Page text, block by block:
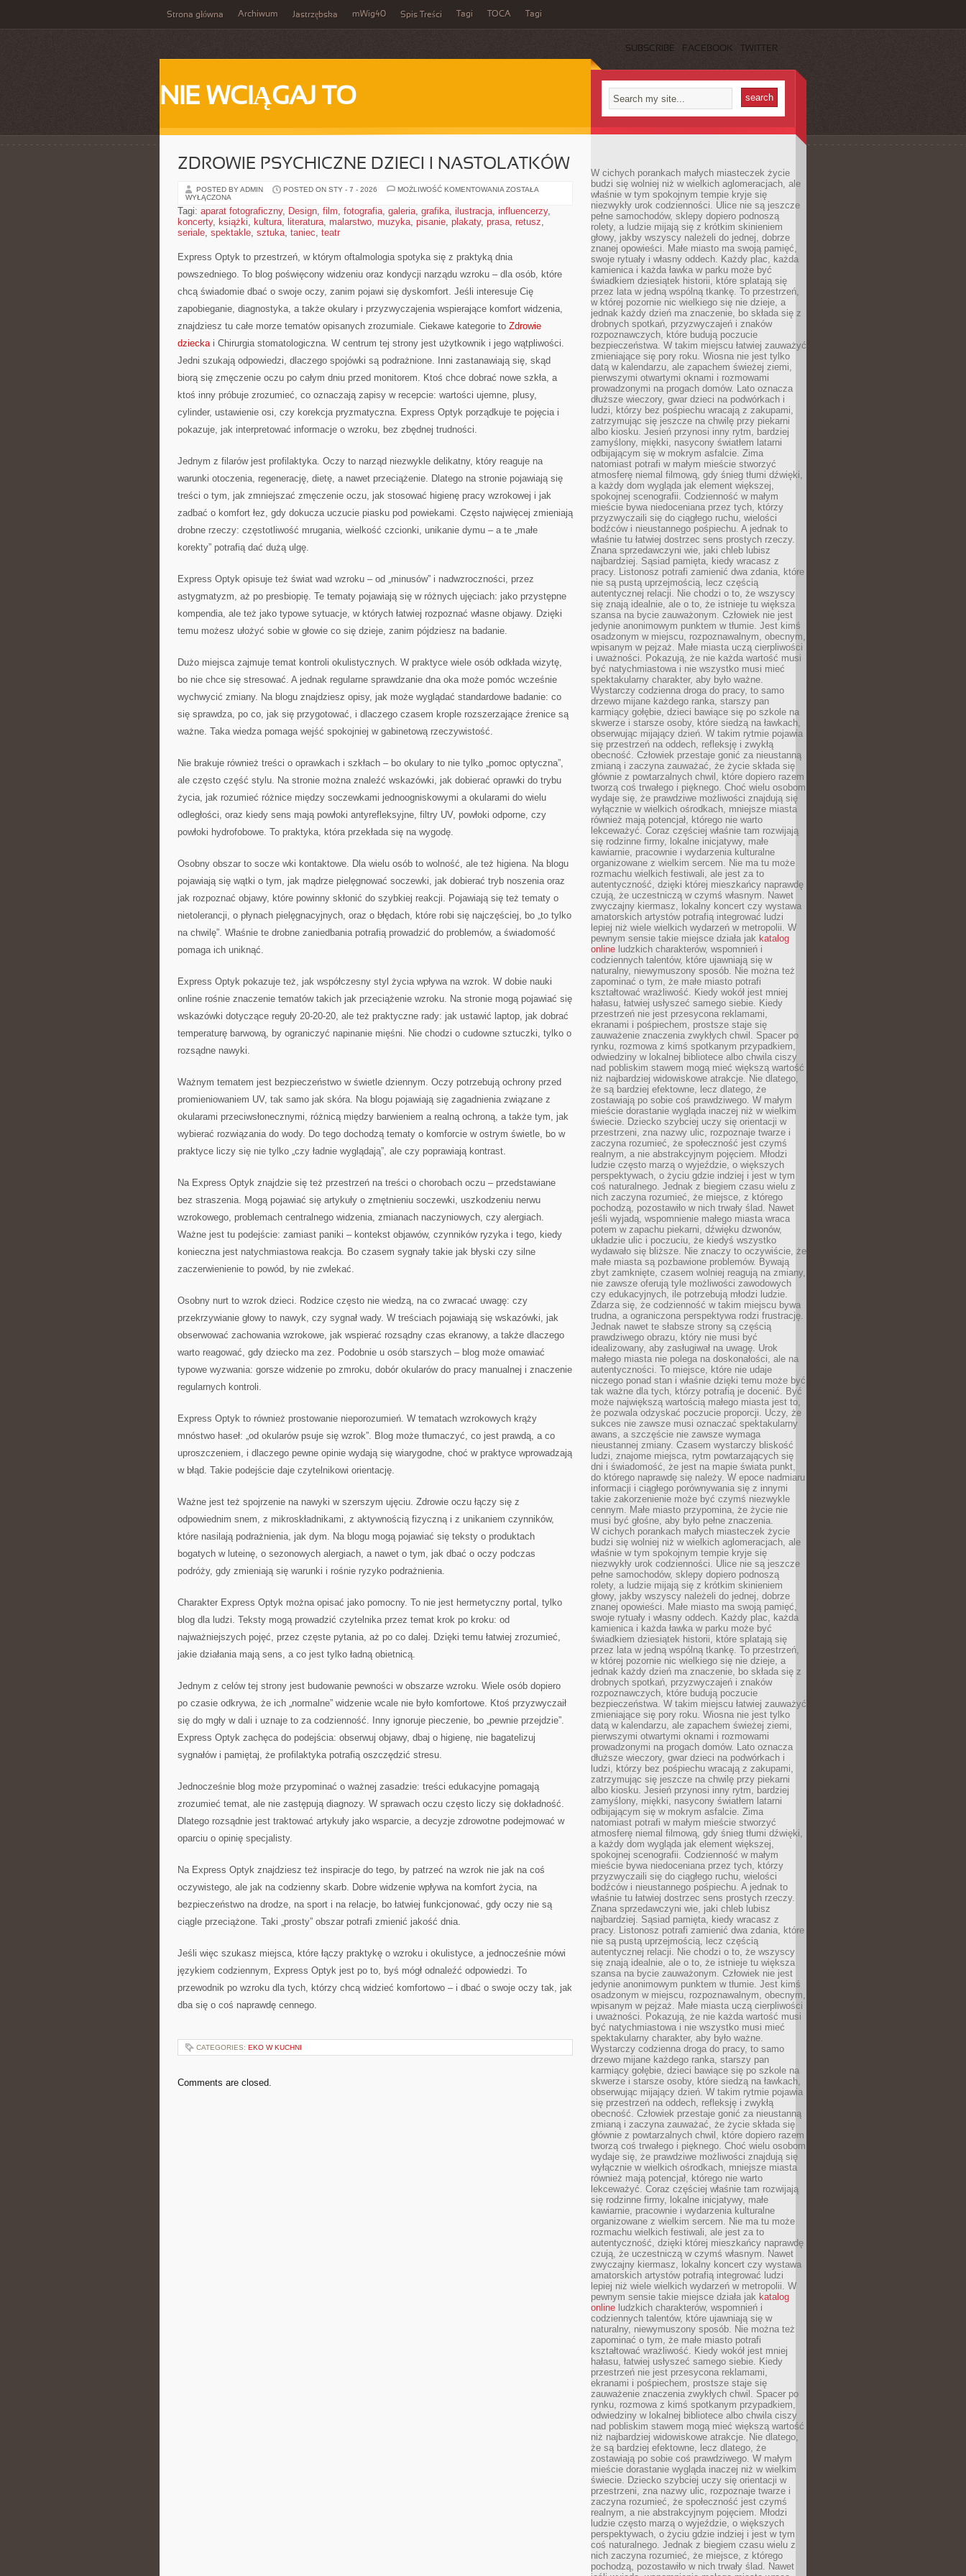
Strona główna Archiwum Jastrzębska mWig40 Spis Treści Tagi TOCA Tagi
SUBSCRIBE FACEBOOK TWITTER
NIE WCIĄGAJ TO
ZDROWIE PSYCHICZNE DZIECI I NASTOLATKÓW
POSTED BY ADMIN POSTED ON STY - 7 - 2026 MOŻLIWOŚĆ KOMENTOWANIA ZDROWIE
I
NASTOLATKÓW
ZOSTAŁA
WYŁĄCZONA
Tagi: aparat fotograficzny, Design, film, fotografia, galeria, grafika, ilustracja, influencerzy,
koncerty, książki, kultura, literatura, malarstwo, muzyka, pisanie, plakaty, prasa, retusz,
seriale, spektakle, sztuka, taniec, teatr
Express Optyk to przestrzeń, w którym oftalmologia spotyka się z praktyką dnia
powszedniego. To blog poświęcony widzeniu oraz kondycji narządu wzroku – dla osób, które
chcą świadomie dbać o swoje oczy, zanim pojawi się dyskomfort. Jeśli interesuje Cię
zapobieganie, diagnostyka, a także okulary i przyzwyczajenia wspierające komfort widzenia,
znajdziesz tu całe morze tematów opisanych zrozumiale. Ciekawe kategorie to Zdrowie
dzieckai Chirurgia stomatologiczna. W centrum tej strony jest użytkownik i jego wątpliwości.
Jedni szukają odpowiedzi, dlaczego spojówki są podrażnione. Inni zastanawiają się, skąd
biorą się zmęczenie oczu po całym dniu przed monitorem. Ktoś chce dobrać nowe szkła, a
ktoś inny próbuje zrozumieć, co oznaczają zapisy w recepcie: wartości ujemne, plusy,
cylinder, ustawienie osi, czy korekcja pryzmatyczna. Express Optyk porządkuje te pojęcia i
pokazuje, jak interpretować informacje o wzroku, bez zbędnej trudności.
Jednym z filarów jest profilaktyka. Oczy to narząd niezwykle delikatny, który reaguje na
warunki otoczenia, regenerację, dietę, a nawet przeciążenie. Dlatego na stronie pojawiają się
treści o tym, jak zmniejszać zmęczenie oczu, jak stosować higienę pracy wzrokowej i jak
zadbać o komfort łez, gdy dokucza uczucie piasku pod powiekami. Często najwięcej zmieniają
drobne rzeczy: częstotliwość mrugania, wielkość czcionki, unikanie dymu – a te „małe
korekty” potrafią dać dużą ulgę.
Express Optyk opisuje też świat wad wzroku – od „minusów” i nadwzroczności, przez
astygmatyzm, aż po presbiopię. Te tematy pojawiają się w różnych ujęciach: jako przystępne
kompendia, ale też jako typowe sytuacje, w których łatwiej rozpoznać własne objawy. Dzięki
temu możesz ułożyć sobie w głowie co się dzieje, zanim pójdziesz na badanie.
Dużo miejsca zajmuje temat kontroli okulistycznych. W praktyce wiele osób odkłada wizytę,
bo nie chce się stresować. A jednak regularne sprawdzanie dna oka może pomóc wcześnie
wychwycić zmiany. Na blogu znajdziesz opisy, jak może wyglądać standardowe badanie: co
się sprawdza, po co, jak się przygotować, i dlaczego czasem krople rozszerzające źrenice są
ważne. Taka wiedza pomaga wejść spokojniej w gabinetową rzeczywistość.
Nie brakuje również treści o oprawkach i szkłach – bo okulary to nie tylko „pomoc optyczna”,
ale często część stylu. Na stronie można znaleźć wskazówki, jak dobierać oprawki do trybu
życia, jak rozumieć różnice między soczewkami jednoogniskowymi a okularami do wielu
odległości, oraz kiedy sens mają powłoki antyrefleksyjne, filtry UV, powłoki odporne, czy
powłoki hydrofobowe. To praktyka, która przekłada się na wygodę.
Osobny obszar to socze wki kontaktowe. Dla wielu osób to wolność, ale też higiena. Na blogu
pojawiają się wątki o tym, jak mądrze pielęgnować soczewki, jak dobierać tryb noszenia oraz
jak rozpoznać objawy, które powinny skłonić do szybkiej reakcji. Pojawiają się też tematy o
nietolerancji, o płynach pielęgnacyjnych, oraz o błędach, które robi się najczęściej, bo „to tylko
na chwilę”. Właśnie te drobne zaniedbania potrafią prowadzić do problemów, a świadomość
pomaga ich uniknąć.
Express Optyk pokazuje też, jak współczesny styl życia wpływa na wzrok. W dobie nauki
online rośnie znaczenie tematów takich jak przeciążenie wzroku. Na stronie mogą pojawiać się
wskazówki dotyczące reguły 20-20-20, ale też praktyczne rady: jak ustawić laptop, jak dobrać
temperaturę barwową, by ograniczyć napinanie mięśni. Nie chodzi o cudowne sztuczki, tylko o
rozsądne nawyki.
Ważnym tematem jest bezpieczeństwo w świetle dziennym. Oczy potrzebują ochrony przed
promieniowaniem UV, tak samo jak skóra. Na blogu pojawiają się zagadnienia związane z
okularami przeciwsłonecznymi, różnicą między barwieniem a realną ochroną, a także tym, jak
wybierać rozwiązania do wody. Do tego dochodzą tematy o komforcie w ostrym świetle, bo w
praktyce liczy się nie tylko „czy ładnie wyglądają”, ale czy poprawiają kontrast.
Na Express Optyk znajdzie się też przestrzeń na treści o chorobach oczu – przedstawiane
bez straszenia. Mogą pojawiać się artykuły o zmętnieniu soczewki, uszkodzeniu nerwu
wzrokowego, problemach centralnego widzenia, zmianach naczyniowych, czy alergiach.
Ważne jest tu podejście: zamiast paniki – kontekst objawów, czynników ryzyka i tego, kiedy
konieczna jest natychmiastowa reakcja. Bo czasem sygnały takie jak błyski czy silne
zaczerwienienie to powód, by nie zwlekać.
Osobny nurt to wzrok dzieci. Rodzice często nie wiedzą, na co zwracać uwagę: czy
przekrzywianie głowy to nawyk, czy sygnał wady. W treściach pojawiają się wskazówki, jak
obserwować zachowania wzrokowe, jak wspierać rozsądny czas ekranowy, a także dlaczego
warto reagować, gdy dziecko ma zez. Podobnie u osób starszych – blog może omawiać
typowe wyzwania: gorsze widzenie po zmroku, dobór okularów do pracy manualnej i znaczenie
regularnych kontroli.
Express Optyk to również prostowanie nieporozumień. W tematach wzrokowych krąży
mnóstwo haseł: „od okularów psuje się wzrok”. Blog może tłumaczyć, co jest prawdą, a co
uproszczeniem, i dlaczego pewne opinie wydają się wiarygodne, choć w praktyce wprowadzają
w błąd. Takie podejście daje czytelnikowi orientację.
Ważne jest też spojrzenie na nawyki w szerszym ujęciu. Zdrowie oczu łączy się z
odpowiednim snem, z mikroskładnikami, z aktywnością fizyczną i z unikaniem czynników,
które nasilają podrażnienia, jak dym. Na blogu mogą pojawiać się teksty o produktach
bogatych w luteinę, o sezonowych alergiach, a nawet o tym, jak dbać o oczy podczas
podróży, gdy zmieniają się warunki i rośnie ryzyko podrażnienia.
Charakter Express Optyk można opisać jako pomocny. To nie jest hermetyczny portal, tylko
blog dla ludzi. Teksty mogą prowadzić czytelnika przez temat krok po kroku: od
najważniejszych pojęć, przez częste pytania, aż po co dalej. Dzięki temu łatwiej zrozumieć,
jakie działania mają sens, a co jest tylko ładną obietnicą.
Jednym z celów tej strony jest budowanie pewności w obszarze wzroku. Wiele osób dopiero
po czasie odkrywa, że ich „normalne” widzenie wcale nie było komfortowe. Ktoś przyzwyczaił
się do mgły w dali i uznaje to za codzienność. Inny ignoruje pieczenie, bo „pewnie przejdzie”.
Express Optyk zachęca do podejścia: obserwuj objawy, dbaj o higienę, nie bagatelizuj
sygnałów i pamiętaj, że profilaktyka potrafią oszczędzić stresu.
Jednocześnie blog może przypominać o ważnej zasadzie: treści edukacyjne pomagają
zrozumieć temat, ale nie zastępują diagnozy. W sprawach oczu często liczy się dokładność.
Dlatego rozsądnie jest traktować artykuły jako wsparcie, a decyzje zdrowotne podejmować w
oparciu o opinię specjalisty.
Na Express Optyk znajdziesz też inspiracje do tego, by patrzeć na wzrok nie jak na coś
oczywistego, ale jak na codzienny skarb. Dobre widzenie wpływa na komfort życia, na
bezpieczeństwo na drodze, na sport i na relacje, bo łatwiej funkcjonować, gdy oczy nie są
ciągle przeciążone. Taki „prosty” obszar potrafi zmienić jakość dnia.
Jeśli więc szukasz miejsca, które łączy praktykę o wzroku i okulistyce, a jednocześnie mówi
językiem codziennym, Express Optyk jest po to, byś mógł odnaleźć odpowiedzi. To
przewodnik po wzroku dla tych, którzy chcą widzieć komfortowo – i dbać o swoje oczy tak, jak
dba się o coś naprawdę cennego.
CATEGORIES: EKO W KUCHNI
Comments are closed.
W cichych porankach małych miasteczek życie
budzi się wolniej niż w wielkich aglomeracjach, ale
właśnie w tym spokojnym tempie kryje się
niezwykły urok codzienności. Ulice nie są jeszcze
pełne samochodów, sklepy dopiero podnoszą
rolety, a ludzie mijają się z krótkim skinieniem
głowy, jakby wszyscy należeli do jednej, dobrze
znanej opowieści. Małe miasto ma swoją pamięć,
swoje rytuały i własny oddech. Każdy plac, każda
kamienica i każda ławka w parku może być
świadkiem dziesiątek historii, które splatają się
przez lata w jedną wspólną tkankę. To przestrzeń,
w której pozornie nic wielkiego się nie dzieje, a
jednak każdy dzień ma znaczenie, bo składa się z
drobnych spotkań, przyzwyczajeń i znaków
rozpoznawczych, które budują poczucie
bezpieczeństwa. W takim miejscu łatwiej zauważyć
zmieniające się pory roku. Wiosna nie jest tylko
datą w kalendarzu, ale zapachem świeżej ziemi,
pierwszymi otwartymi oknami i rozmowami
prowadzonymi na progach domów. Lato oznacza
dłuższe wieczory, gwar dzieci na podwórkach i
ludzi, którzy bez pośpiechu wracają z zakupami,
zatrzymując się jeszcze na chwilę przy piekarni
albo kiosku. Jesień przynosi inny rytm, bardziej
zamyślony, miękki, nasycony światłem latarni
odbijającym się w mokrym asfalcie. Zima
natomiast potrafi w małym mieście stworzyć
atmosferę niemal filmową, gdy śnieg tłumi dźwięki,
a każdy dom wygląda jak element większej,
spokojnej scenografii. Codzienność w małym
mieście bywa niedoceniana przez tych, którzy
przyzwyczaili się do ciągłego ruchu, wielości
bodźców i nieustannego pośpiechu. A jednak to
właśnie tu łatwiej dostrzec sens prostych rzeczy.
Znana sprzedawczyni wie, jaki chleb lubisz
najbardziej. Sąsiad pamięta, kiedy wracasz z
pracy. Listonosz potrafi zamienić dwa zdania, które
nie są pustą uprzejmością, lecz częścią
autentycznej relacji. Nie chodzi o to, że wszyscy
się znają idealnie, ale o to, że istnieje tu większa
szansa na bycie zauważonym. Człowiek nie jest
jedynie anonimowym punktem w tłumie. Jest kimś
osadzonym w miejscu, rozpoznawalnym, obecnym,
wpisanym w pejzaż. Małe miasta uczą cierpliwości
i uważności. Pokazują, że nie każda wartość musi
być natychmiastowa i nie wszystko musi mieć
spektakularny charakter, aby było ważne.
Wystarczy codzienna droga do pracy, to samo
drzewo mijane każdego ranka, starszy pan
karmiący gołębie, dzieci bawiące się po szkole na
skwerze i starsze osoby, które siedzą na ławkach,
obserwując mijający dzień. W takim rytmie pojawia
się przestrzeń na oddech, refleksję i zwykłą
obecność. Człowiek przestaje gonić za nieustanną
zmianą i zaczyna zauważać, że życie składa się
głównie z powtarzalnych chwil, które dopiero razem
tworzą coś trwałego i pięknego. Choć wielu osobom
wydaje się, że prawdziwe możliwości znajdują się
wyłącznie w wielkich ośrodkach, mniejsze miasta
również mają potencjał, którego nie warto
lekceważyć. Coraz częściej właśnie tam rozwijają
się rodzinne firmy, lokalne inicjatywy, małe
kawiarnie, pracownie i wydarzenia kulturalne
organizowane z wielkim sercem. Nie ma tu może
rozmachu wielkich festiwali, ale jest za to
autentyczność, dzięki której mieszkańcy naprawdę
czują, że uczestniczą w czymś własnym. Nawet
zwyczajny kiermasz, lokalny koncert czy wystawa
amatorskich artystów potrafią integrować ludzi
lepiej niż wiele wielkich wydarzeń w metropolii. W
pewnym sensie takie miejsce działa jak katalog
online ludzkich charakterów, wspomnień i
codziennych talentów, które ujawniają się w
naturalny, niewymuszony sposób. Nie można też
zapominać o tym, że małe miasto potrafi
kształtować wrażliwość. Kiedy wokół jest mniej
hałasu, łatwiej usłyszeć samego siebie. Kiedy
przestrzeń nie jest przesycona reklamami,
ekranami i pośpiechem, prostsze staje się
zauważenie znaczenia zwykłych chwil. Spacer po
rynku, rozmowa z kimś spotkanym przypadkiem,
odwiedziny w lokalnej bibliotece albo chwila ciszy
nad pobliskim stawem mogą mieć większą wartość
niż najbardziej widowiskowe atrakcje. Nie dlatego,
że są bardziej efektowne, lecz dlatego, że
zostawiają po sobie coś prawdziwego. W małym
mieście dorastanie wygląda inaczej niż w wielkim
świecie. Dziecko szybciej uczy się orientacji w
przestrzeni, zna nazwy ulic, rozpoznaje twarze i
zaczyna rozumieć, że społeczność jest czymś
realnym, a nie abstrakcyjnym pojęciem. Młodzi
ludzie często marzą o wyjeździe, o większych
perspektywach, o życiu gdzie indziej i jest w tym
coś naturalnego. Jednak z biegiem czasu wielu z
nich zaczyna rozumieć, że miejsce, z którego
pochodzą, pozostawiło w nich trwały ślad. Nawet
jeśli wyjadą, wspomnienie małego miasta wraca
potem w zapachu piekarni, dźwięku dzwonów,
układzie ulic i poczuciu, że kiedyś wszystko
wydawało się bliższe. Nie znaczy to oczywiście, że
małe miasta są pozbawione problemów. Bywają
zbyt zamknięte, czasem wolniej reagują na zmiany,
nie zawsze oferują tyle możliwości zawodowych
czy edukacyjnych, ile potrzebują młodzi ludzie.
Zdarza się, że codzienność w takim miejscu bywa
trudna, a ograniczona perspektywa rodzi frustrację.
Jednak nawet te słabsze strony są częścią
prawdziwego obrazu, który nie musi być
idealizowany, aby zasługiwał na uwagę. Urok
małego miasta nie polega na doskonałości, ale na
autentyczności. To miejsce, które nie udaje
niczego ponad stan i właśnie dzięki temu może być
tak ważne dla tych, którzy potrafią je docenić. Być
może największą wartością małego miasta jest to,
że pozwala odzyskać poczucie proporcji. Uczy, że
sukces nie zawsze musi oznaczać spektakularny
awans, a szczęście nie zawsze wymaga
nieustannej zmiany. Czasem wystarczy bliskość
ludzi, znajome miejsca, rytm powtarzających się
dni i świadomość, że jest na mapie świata punkt,
do którego naprawdę się należy. W epoce nadmiaru
informacji i ciągłego porównywania się z innymi
takie zakorzenienie może być czymś niezwykle
cennym. Małe miasto przypomina, że życie nie
musi być głośne, aby było pełne znaczenia.
W cichych porankach małych miasteczek życie
budzi się wolniej niż w wielkich aglomeracjach, ale
właśnie w tym spokojnym tempie kryje się
niezwykły urok codzienności. Ulice nie są jeszcze
pełne samochodów, sklepy dopiero podnoszą
rolety, a ludzie mijają się z krótkim skinieniem
głowy, jakby wszyscy należeli do jednej, dobrze
znanej opowieści. Małe miasto ma swoją pamięć,
swoje rytuały i własny oddech. Każdy plac, każda
kamienica i każda ławka w parku może być
świadkiem dziesiątek historii, które splatają się
przez lata w jedną wspólną tkankę. To przestrzeń,
w której pozornie nic wielkiego się nie dzieje, a
jednak każdy dzień ma znaczenie, bo składa się z
drobnych spotkań, przyzwyczajeń i znaków
rozpoznawczych, które budują poczucie
bezpieczeństwa. W takim miejscu łatwiej zauważyć
zmieniające się pory roku. Wiosna nie jest tylko
datą w kalendarzu, ale zapachem świeżej ziemi,
pierwszymi otwartymi oknami i rozmowami
prowadzonymi na progach domów. Lato oznacza
dłuższe wieczory, gwar dzieci na podwórkach i
ludzi, którzy bez pośpiechu wracają z zakupami,
zatrzymując się jeszcze na chwilę przy piekarni
albo kiosku. Jesień przynosi inny rytm, bardziej
zamyślony, miękki, nasycony światłem latarni
odbijającym się w mokrym asfalcie. Zima
natomiast potrafi w małym mieście stworzyć
atmosferę niemal filmową, gdy śnieg tłumi dźwięki,
a każdy dom wygląda jak element większej,
spokojnej scenografii. Codzienność w małym
mieście bywa niedoceniana przez tych, którzy
przyzwyczaili się do ciągłego ruchu, wielości
bodźców i nieustannego pośpiechu. A jednak to
właśnie tu łatwiej dostrzec sens prostych rzeczy.
Znana sprzedawczyni wie, jaki chleb lubisz
najbardziej. Sąsiad pamięta, kiedy wracasz z
pracy. Listonosz potrafi zamienić dwa zdania, które
nie są pustą uprzejmością, lecz częścią
autentycznej relacji. Nie chodzi o to, że wszyscy
się znają idealnie, ale o to, że istnieje tu większa
szansa na bycie zauważonym. Człowiek nie jest
jedynie anonimowym punktem w tłumie. Jest kimś
osadzonym w miejscu, rozpoznawalnym, obecnym,
wpisanym w pejzaż. Małe miasta uczą cierpliwości
i uważności. Pokazują, że nie każda wartość musi
być natychmiastowa i nie wszystko musi mieć
spektakularny charakter, aby było ważne.
Wystarczy codzienna droga do pracy, to samo
drzewo mijane każdego ranka, starszy pan
karmiący gołębie, dzieci bawiące się po szkole na
skwerze i starsze osoby, które siedzą na ławkach,
obserwując mijający dzień. W takim rytmie pojawia
się przestrzeń na oddech, refleksję i zwykłą
obecność. Człowiek przestaje gonić za nieustanną
zmianą i zaczyna zauważać, że życie składa się
głównie z powtarzalnych chwil, które dopiero razem
tworzą coś trwałego i pięknego. Choć wielu osobom
wydaje się, że prawdziwe możliwości znajdują się
wyłącznie w wielkich ośrodkach, mniejsze miasta
również mają potencjał, którego nie warto
lekceważyć. Coraz częściej właśnie tam rozwijają
się rodzinne firmy, lokalne inicjatywy, małe
kawiarnie, pracownie i wydarzenia kulturalne
organizowane z wielkim sercem. Nie ma tu może
rozmachu wielkich festiwali, ale jest za to
autentyczność, dzięki której mieszkańcy naprawdę
czują, że uczestniczą w czymś własnym. Nawet
zwyczajny kiermasz, lokalny koncert czy wystawa
amatorskich artystów potrafią integrować ludzi
lepiej niż wiele wielkich wydarzeń w metropolii. W
pewnym sensie takie miejsce działa jak katalog
online ludzkich charakterów, wspomnień i
codziennych talentów, które ujawniają się w
naturalny, niewymuszony sposób. Nie można też
zapominać o tym, że małe miasto potrafi
kształtować wrażliwość. Kiedy wokół jest mniej
hałasu, łatwiej usłyszeć samego siebie. Kiedy
przestrzeń nie jest przesycona reklamami,
ekranami i pośpiechem, prostsze staje się
zauważenie znaczenia zwykłych chwil. Spacer po
rynku, rozmowa z kimś spotkanym przypadkiem,
odwiedziny w lokalnej bibliotece albo chwila ciszy
nad pobliskim stawem mogą mieć większą wartość
niż najbardziej widowiskowe atrakcje. Nie dlatego,
że są bardziej efektowne, lecz dlatego, że
zostawiają po sobie coś prawdziwego. W małym
mieście dorastanie wygląda inaczej niż w wielkim
świecie. Dziecko szybciej uczy się orientacji w
przestrzeni, zna nazwy ulic, rozpoznaje twarze i
zaczyna rozumieć, że społeczność jest czymś
realnym, a nie abstrakcyjnym pojęciem. Młodzi
ludzie często marzą o wyjeździe, o większych
perspektywach, o życiu gdzie indziej i jest w tym
coś naturalnego. Jednak z biegiem czasu wielu z
nich zaczyna rozumieć, że miejsce, z którego
pochodzą, pozostawiło w nich trwały ślad. Nawet